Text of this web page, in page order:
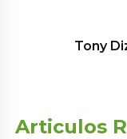
Tony
Articulos